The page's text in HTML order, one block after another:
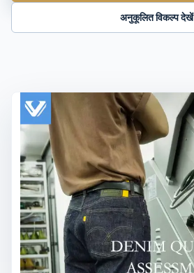
अनुकूलित विकल्प देखें